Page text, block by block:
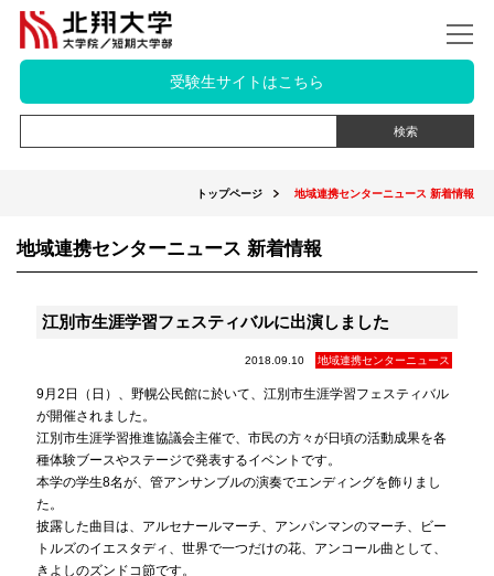
受験生サイトはこちら
トップページ 地域連携センターニュース 新着情報
地域連携センターニュース 新着情報
江別市生涯学習フェスティバルに出演しました
2018.09.10 地域連携センターニュース
9月2日（日）、野幌公民館に於いて、江別市生涯学習フェスティバル
が開催されました。
江別市生涯学習推進協議会主催で、市民の方々が日頃の活動成果を各
種体験ブースやステージで発表するイベントです。
本学の学生8名が、管アンサンブルの演奏でエンディングを飾りまし
た。
披露した曲目は、アルセナールマーチ、アンパンマンのマーチ、ビー
トルズのイエスタディ、世界で一つだけの花、アンコール曲として、
きよしのズンドコ節です。